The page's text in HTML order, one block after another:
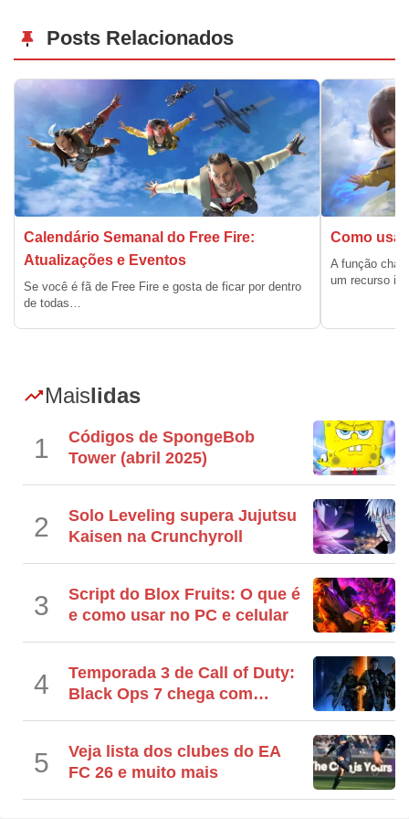
Posts Relacionados
Calendário Semanal do Free Fire:
Atualizações e Eventos
Se você é fã de Free Fire e gosta de ficar por dentro
de todas…
Como
A função
um recurso
Maislidas
1
Códigos de SpongeBob
Tower (abril 2025)
2
Solo Leveling supera Jujutsu
Kaisen na Crunchyroll
3
Script do Blox Fruits: O que é
e como usar no PC e celular
4
Temporada 3 de Call of Duty:
Black Ops 7 chega com
5
Veja lista dos clubes do EA
FC 26 e muito mais